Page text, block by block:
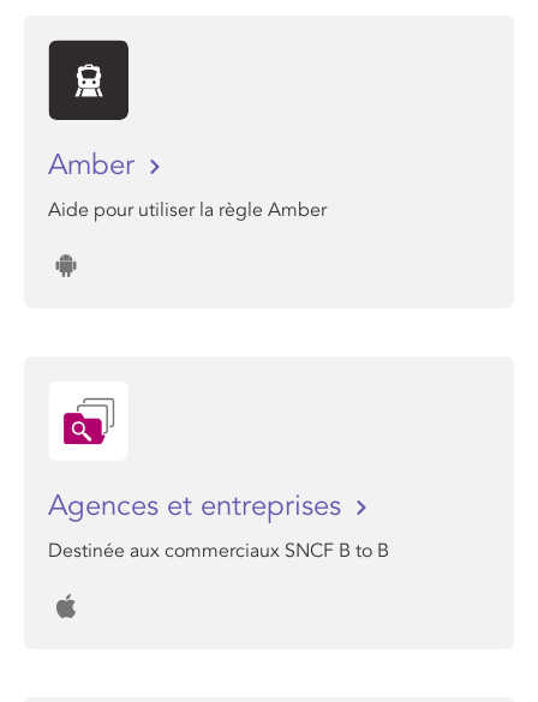
Amber
Aide pour utiliser la règle Amber
Agences et entreprises
Destinée aux commerciaux SNCF B to B